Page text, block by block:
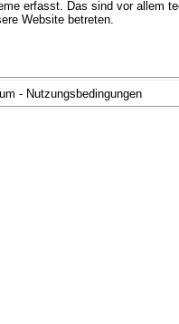
erfasst. Das sind vor allem
Website betreten.
Andere Daten
Zweck Ihrer gespeicherten
- Nutzungsbedingungen